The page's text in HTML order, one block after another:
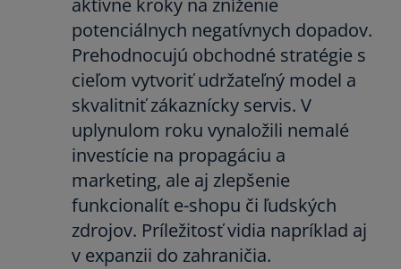
aktívne kroky na zníženie
potenciálnych negatívnych dopadov.
Prehodnocujú obchodné stratégie s
cieľom vytvoriť udržateľný model a
skvalitniť zákaznícky servis. V
uplynulom roku vynaložili nemalé
investície na propagáciu a
marketing, ale aj zlepšenie
funkcionalít e-shopu či ľudských
zdrojov. Príležitosť vidia napríklad aj
v expanzii do zahraničia.